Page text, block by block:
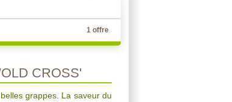
1 offre
CROSS'
grappes. La saveur du